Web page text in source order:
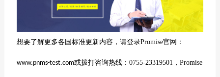
想要了解更多各国标准更新内容，请登录Promise官网：
www.pnms-test.com或拨打咨询热线： 0755-23319501， Promise